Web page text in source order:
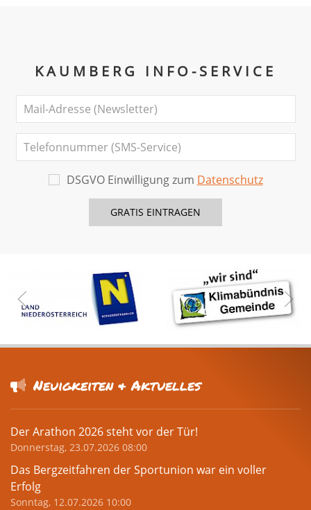
KAUMBERG INFO-SERVICE
DSGVO Einwilligung zum Datenschutz
Neuigkeiten & Aktuelles
Der Arathon 2026 steht vor der Tür!
Donnerstag, 23.07.2026 08:00
Das Bergzeitfahren der Sportunion war ein voller
Erfolg
Sonntag, 12.07.2026 10:00